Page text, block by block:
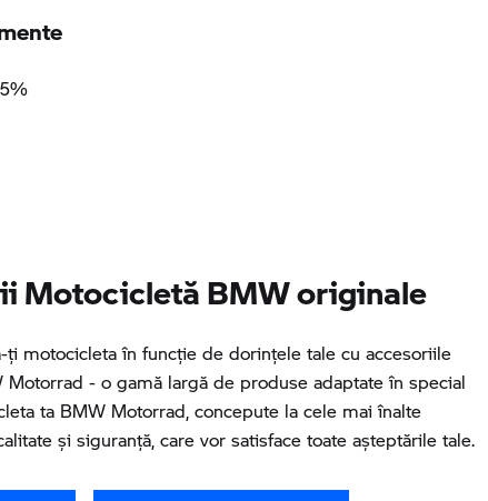
Motocicletă BMW originale
ţi motocicleta în funcţie de dorinţele tale cu accesoriile
Motorrad - o gamă largă de produse adaptate în special
ta BMW Motorrad, concepute la cele mai înalte
și siguranță, care vor satisface toate așteptările tale.